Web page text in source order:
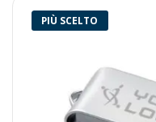
PIÙ SCELTO